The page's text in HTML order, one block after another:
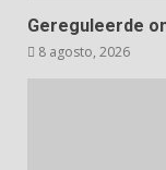
Gereguleerde
8 agosto, 2026